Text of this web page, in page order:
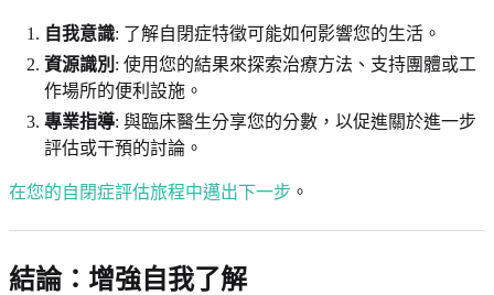
自我意識: 了解自閉症特徵可能如何影響您的生活。
資源識別 : 使用您的結果來探索治療方法、支持團體或工
作場所的便利設施。
專業指導: 與臨床醫生分享您的分數，以促進關於進一步
評估或干預的討論。
在您的自閉症評估旅程中邁出下一步 。
結論：增強自我了解